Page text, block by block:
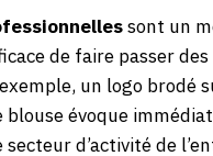
sont un
de faire passer des
un logo brodé
blouse évoque
d’activité de